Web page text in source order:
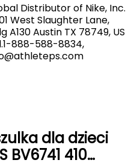
Distributor of Nike, Inc.
West Slaughter Lane,
A130 Austin TX 78749, US
888-588-8834,
dla dzieci
BV6741 410